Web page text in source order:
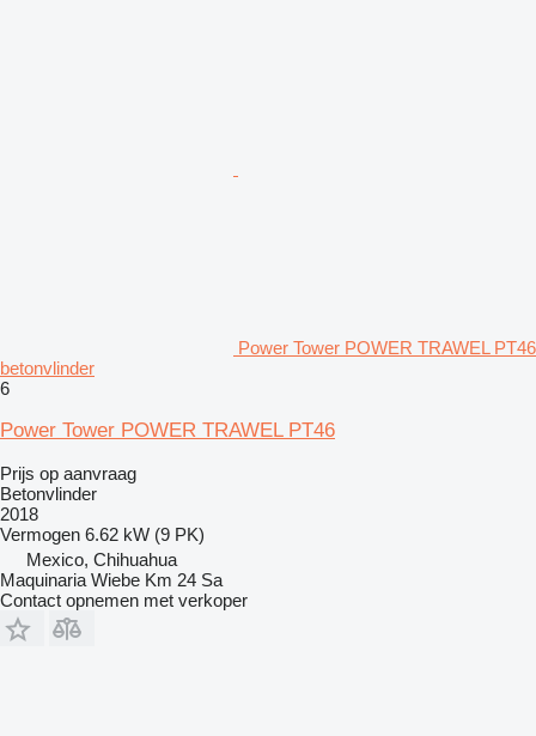
Power Tower POWER TRAWEL PT46
betonvlinder
6
Power Tower POWER TRAWEL PT46
Prijs op aanvraag
Betonvlinder
2018
Vermogen 6.62 kW (9 PK)
Mexico, Chihuahua
Maquinaria Wiebe Km 24 Sa
Contact opnemen met verkoper